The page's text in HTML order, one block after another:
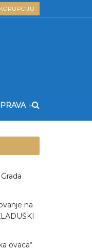
na
ovaca“